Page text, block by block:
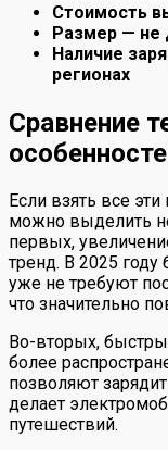
Стоимость
Размер — не
Наличие
регионах
Сравнение
Если взять все
можно выделить
первых,
тренд. В 2025
уже не требуют
что значительно
Во-вторых,
более
позволяют
делает
путешествий.